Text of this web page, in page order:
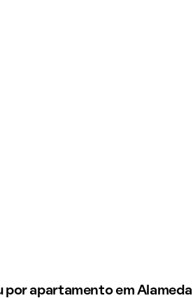
por apartamento em Alameda